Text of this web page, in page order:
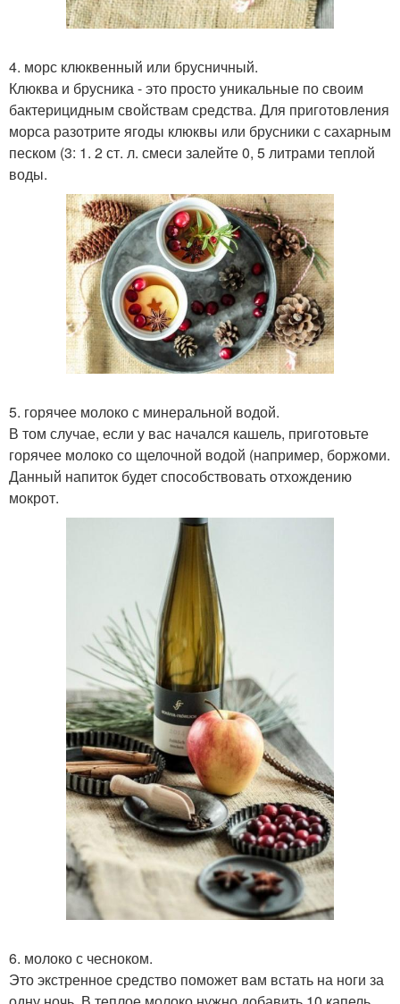
4. морс клюквенный или брусничный.
Клюква и брусника - это просто уникальные по своим
бактерицидным свойствам средства. Для приготовления
морса разотрите ягоды клюквы или брусники с сахарным
песком (3: 1. 2 ст. л. смеси залейте 0, 5 литрами теплой
воды.
5. горячее молоко с минеральной водой.
В том случае, если у вас начался кашель, приготовьте
горячее молоко со щелочной водой (например, боржоми.
Данный напиток будет способствовать отхождению
мокрот.
6. молоко с чесноком.
Это экстренное средство поможет вам встать на ноги за